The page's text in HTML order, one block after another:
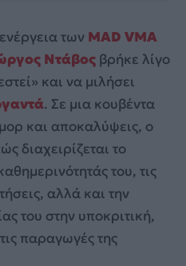
των MAD VMA
Ντάβος βρήκε λίγο
και να μιλήσει
. Σε μια κουβέντα
και αποκαλύψεις, ο
διαχειρίζεται το
του, τις
αλλά και την
του στην υποκριτική,
παραγωγές της